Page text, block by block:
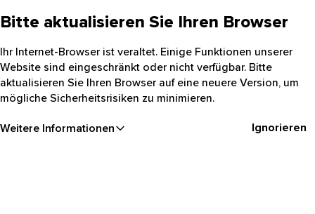
Bitte aktualisieren Sie Ihren Browser
Ihr Internet-Browser ist veraltet. Einige Funktionen unserer
Website sind eingeschränkt oder nicht verfügbar. Bitte
aktualisieren Sie Ihren Browser auf eine neuere Version, um
mögliche Sicherheitsrisiken zu minimieren.
Weitere Informationen Ignorieren